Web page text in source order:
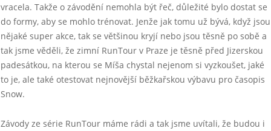
vracela. Takže o závodění nemohla být řeč, důležité bylo dostat se
do formy, aby se mohlo trénovat. Jenže jak tomu už bývá, když jsou
nějaké super akce, tak se většinou kryjí nebo jsou těsně po sobě a
tak jsme věděli, že zimní RunTour v Praze je těsně před Jizerskou
padesátkou, na kterou se Míša chystal nejenom si vyzkoušet, jaké
to je, ale také otestovat nejnovější běžkařskou výbavu pro časopis
Snow.
Závody ze série RunTour máme rádi a tak jsme uvítali, že budou i